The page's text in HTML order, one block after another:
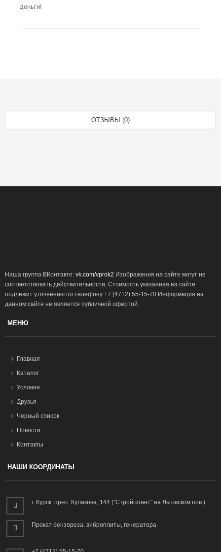
деньги!
ОТЗЫВЫ (0)
Наша группа ВКонтакте: vk.com/vprok2 Изображения на сайте могут не
соответствовать действительности. Стоимость указанная на сайте
подлежит уточнению по телефону +7 (4712) 55-15-70 Информация на
данном сайте не является публичной офертой.
МЕНЮ
Главная
Каталог
Условия
Друзья
Чёрный список
Новости
Контакты
НАШИ КООРДИНАТЫ
г. Курск, пр-кт. Кулакова, 144 ("Стройгигант" на Льговском пов.)
Прокат бензореза, виброплиты, генератора